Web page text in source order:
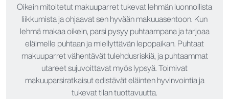
Oikein mitoitetut makuuparret tukevat lehmän luonnollista
liikkumista ja ohjaavat sen hyvään makuuasentoon. Kun
lehmä makaa oikein, parsi pysyy puhtaampana ja tarjoaa
eläimelle puhtaan ja miellyttävän lepopaikan. Puhtaat
makuuparret vähentävät tulehdusriskiä, ja puhtaammat
utareet sujuvoittavat myös lypsyä. Toimivat
makuuparsiratkaisut edistävät eläinten hyvinvointia ja
tukevat tilan tuottavuutta.